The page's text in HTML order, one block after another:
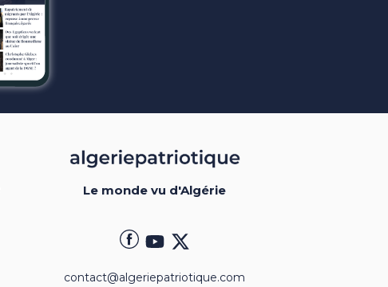
Le monde vu d'Algérie
contact@algeriepatriotique.com